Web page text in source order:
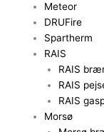
Meteor
DRUFire
Spartherm
RAIS
RAIS
RAIS
RAIS
Morsø